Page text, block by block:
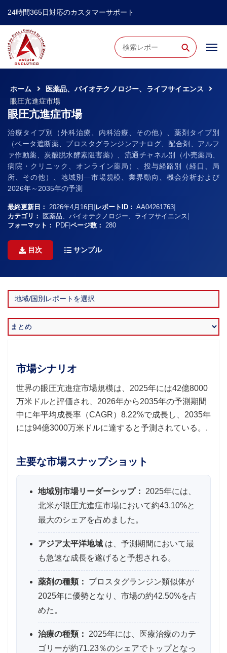
24時間365日対応のカスタマーサポート
⚲
ホーム
医薬品、バイオテクノロジー、ライフサイエンス
眼圧亢進症市場
眼圧亢進症市場
治療タイプ別（外科治療、内科治療、その他）、薬剤タイプ別
（ベータ遮断薬、プロスタグランジンアナログ、配合剤、アルフ
ァ作動薬、炭酸脱水酵素阻害薬）、流通チャネル別（小売薬局、
病院・クリニック、オンライン薬局）、投与経路別（経口、局
所、その他）、地域別―市場規模、業界動向、機会分析および
2026年～2035年の予測
最終更新日： 2026年4月16日 レポートID： AA04261763
カテゴリ：
医薬品、バイオテクノロジー、ライフサイエンス
フォーマット：
PDF ページ数： 280
目次 サンプル
市場シナリオ
世界の眼圧亢進症市場規模は、2025年には42億8000
万米ドルと評価され、2026年から2035年の予測期間
中に年平均成長率（CAGR）8.22%で成長し、2035年
には94億3000万米ドルに達すると予測されている。.
主要な市場スナップショット
地域別市場リーダーシップ：
2025年には、
北米が眼圧亢進症市場において約43.10%と
最大のシェアを占めました。
アジア太平洋地域 は、予測期間において最
も急速な成長を遂げると予想される。
薬剤の種類： プロスタグランジン類似体が
2025年に優勢となり、市場の約42.50%を占
めた。
治療の種類： 2025年には、医療治療のカテ
ゴリーが約71.23％のシェアでトップとなっ